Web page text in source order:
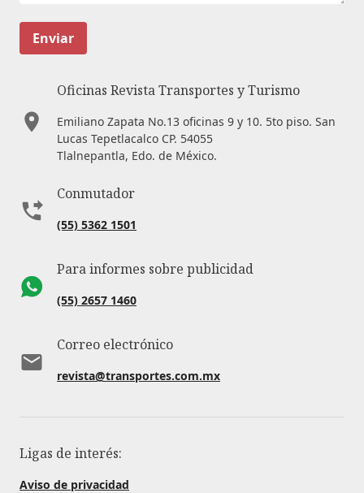
Enviar
Oficinas Revista Transportes y Turismo
Emiliano Zapata No.13 oficinas 9 y 10. 5to piso. San
Lucas Tepetlacalco CP. 54055
Tlalnepantla, Edo. de México.
Conmutador
(55) 5362 1501
Para informes sobre publicidad
(55) 2657 1460
Correo electrónico
revista@transportes.com.mx
Ligas de interés:
Aviso de privacidad